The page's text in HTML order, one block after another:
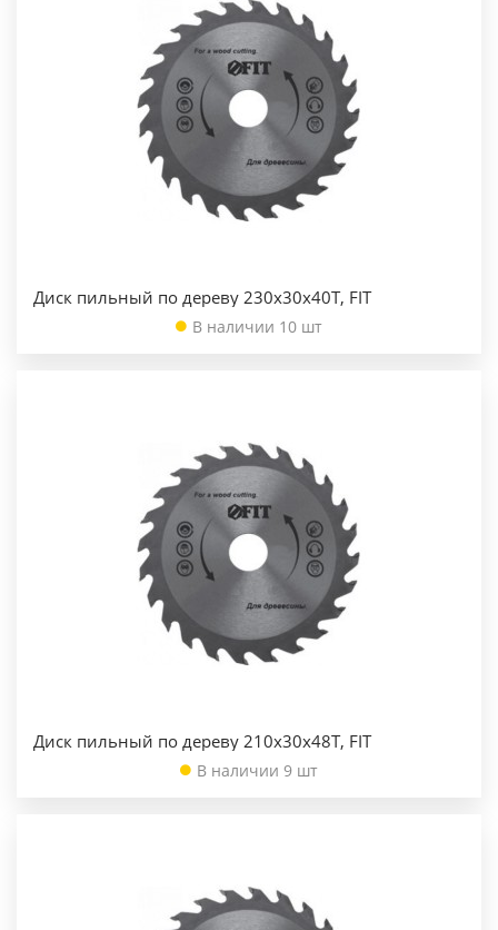
Диск пильный по дереву 230х30х40Т, FIT
В наличии 10 шт
Диск пильный по дереву 210х30х48Т, FIT
В наличии 9 шт